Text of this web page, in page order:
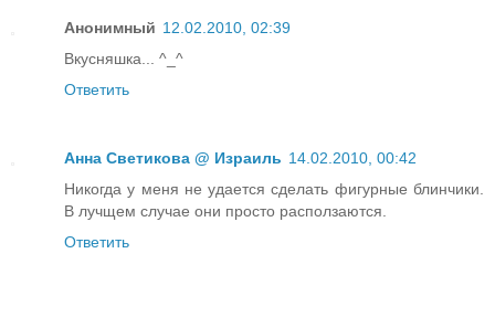
Анонимный 12.02.2010, 02:39
Вкусняшка... ^_^
Ответить
Анна Светикова @ Израиль 14.02.2010, 00:42
Никогда у меня не удается сделать фигурные блинчики.
В лучщем случае они просто расползаются.
Ответить